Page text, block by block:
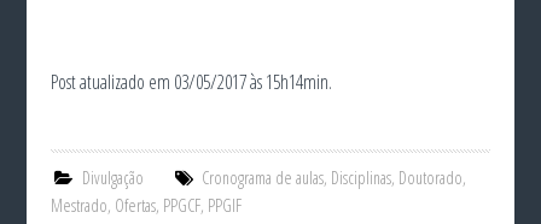
Post atualizado em 03/05/2017 às 15h14min.
Divulgação Cronograma de aulas, Disciplinas, Doutorado,
Mestrado, Ofertas, PPGCF, PPGIF